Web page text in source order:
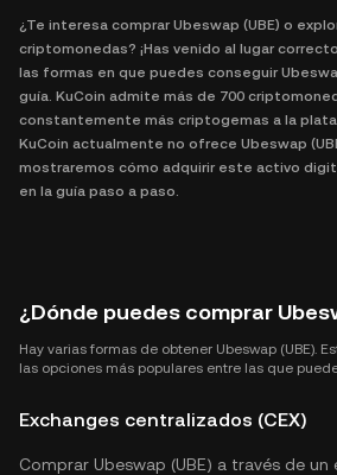
¿Te interesa comprar Ubeswap (UBE) o
criptomonedas? ¡Has venido al lugar
las formas en que puedes conseguir
guía. KuCoin admite más de 700
constantemente más criptogemas a la
KuCoin actualmente no ofrece Ubeswap
mostraremos cómo adquirir este activo
en la guía paso a paso.
¿Dónde puedes comprar
Hay varias formas de obtener Ubeswap (UBE).
las opciones más populares entre las que
Exchanges centralizados (CEX)
Comprar Ubeswap (UBE) a través de un